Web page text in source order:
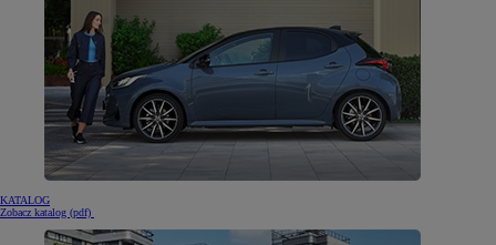
KATALOG
Zobacz katalog (pdf)